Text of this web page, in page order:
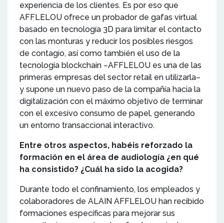
experiencia de los clientes. Es por eso que
AFFLELOU ofrece un probador de gafas virtual
basado en tecnología 3D para limitar el contacto
con las monturas y reducir los posibles riesgos
de contagio, así como también el uso de la
tecnología blockchain –AFFLELOU es una de las
primeras empresas del sector retail en utilizarla–
y supone un nuevo paso de la compañía hacia la
digitalización con el máximo objetivo de terminar
con el excesivo consumo de papel, generando
un entorno transaccional interactivo.
Entre otros aspectos, habéis reforzado la
formación en el área de audiología ¿en qué
ha consistido? ¿Cuál ha sido la acogida?
Durante todo el confinamiento, los empleados y
colaboradores de ALAIN AFFLELOU han recibido
formaciones específicas para mejorar sus